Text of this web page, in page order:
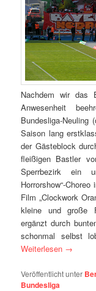
Nachdem wir das
Anwesenheit
Bundesliga-
Saison lang
der Gästeblock
fleißigen Bastler
Sperrbezirk ein
Horrorshow“-
Film „Clockwork
kleine und große
ergänzt durch
schonmal selbst
Weiterlesen →
Veröffentlicht unter
Bundesliga